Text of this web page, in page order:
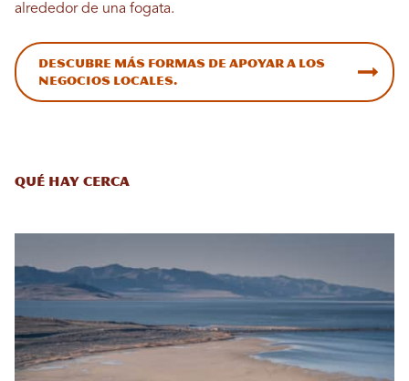
alrededor de una fogata.
Descubre más formas de apoyar a los
negocios locales.
Qué hay cerca